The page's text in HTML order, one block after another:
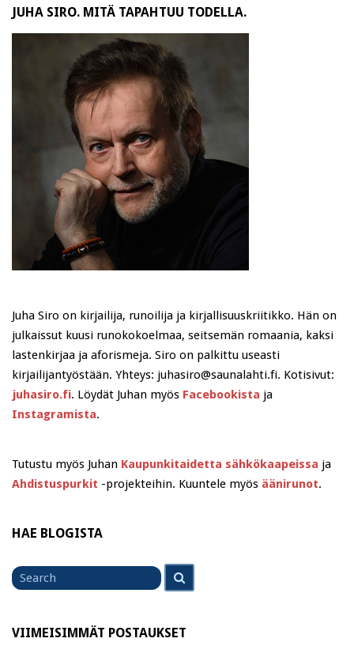
JUHA SIRO. MITÄ TAPAHTUU TODELLA.
Juha Siro on kirjailija, runoilija ja kirjallisuuskriitikko. Hän on
julkaissut kuusi runokokoelmaa, seitsemän romaania, kaksi
lastenkirjaa ja aforismeja. Siro on palkittu useasti
kirjailijantyöstään. Yhteys: juhasiro@saunalahti.fi. Kotisivut:
juhasiro.fi. Löydät Juhan myös Facebookista ja
Instagramista.
Tutustu myös Juhan Kaupunkitaidetta sähkökaapeissa ja
Ahdistuspurkit -projekteihin. Kuuntele myös äänirunot.
HAE BLOGISTA
Search
for
VIIMEISIMMÄT POSTAUKSET